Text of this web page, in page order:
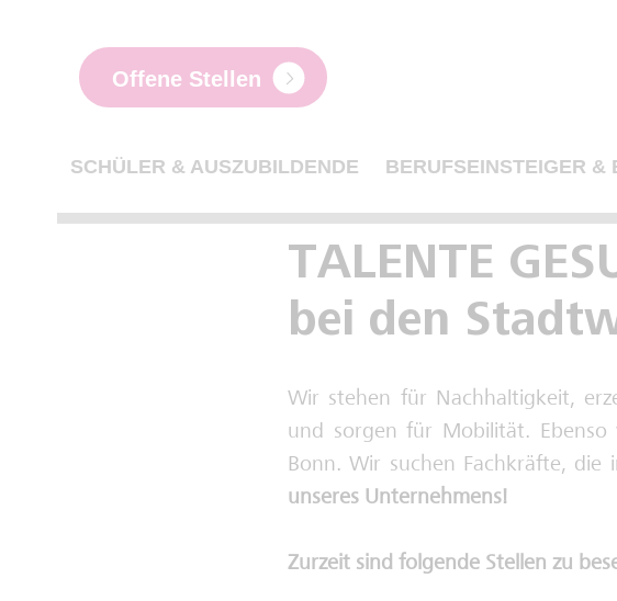
Offene Stellen
SCHÜLER & AUSZUBILDENDE BERUFSEINSTEIGER &
TALENTE
bei den
Wir stehen für Nachhaltigkeit,
und sorgen für Mobilität. Ebenso
Bonn. Wir suchen Fachkräfte,
unseres Unternehmens!
Zurzeit sind folgende Stellen zu